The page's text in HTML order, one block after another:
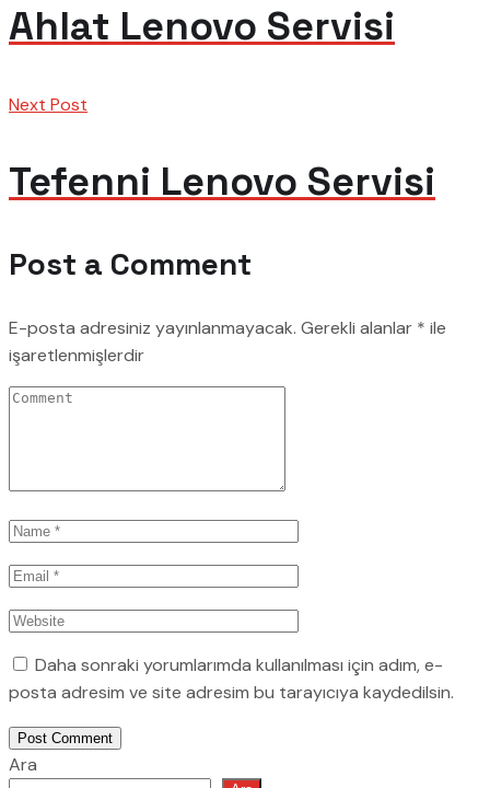
Ahlat Lenovo Servisi
Next Post
Tefenni Lenovo Servisi
Post a Comment
E-posta adresiniz yayınlanmayacak. Gerekli alanlar * ile
işaretlenmişlerdir
Daha sonraki yorumlarımda kullanılması için adım, e-
posta adresim ve site adresim bu tarayıcıya kaydedilsin.
Post Comment
Ara